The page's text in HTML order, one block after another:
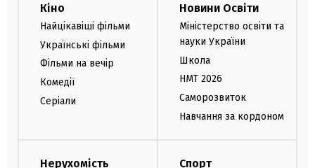
Кіно
Найцікавіші фільми
Українські фільми
Фільми на вечір
Комедії
Серіали
Новини Освіти
Міністерство освіти та
науки України
Школа
НМТ 2026
Саморозвиток
Навчання за кордоном
Нерухомість Спорт